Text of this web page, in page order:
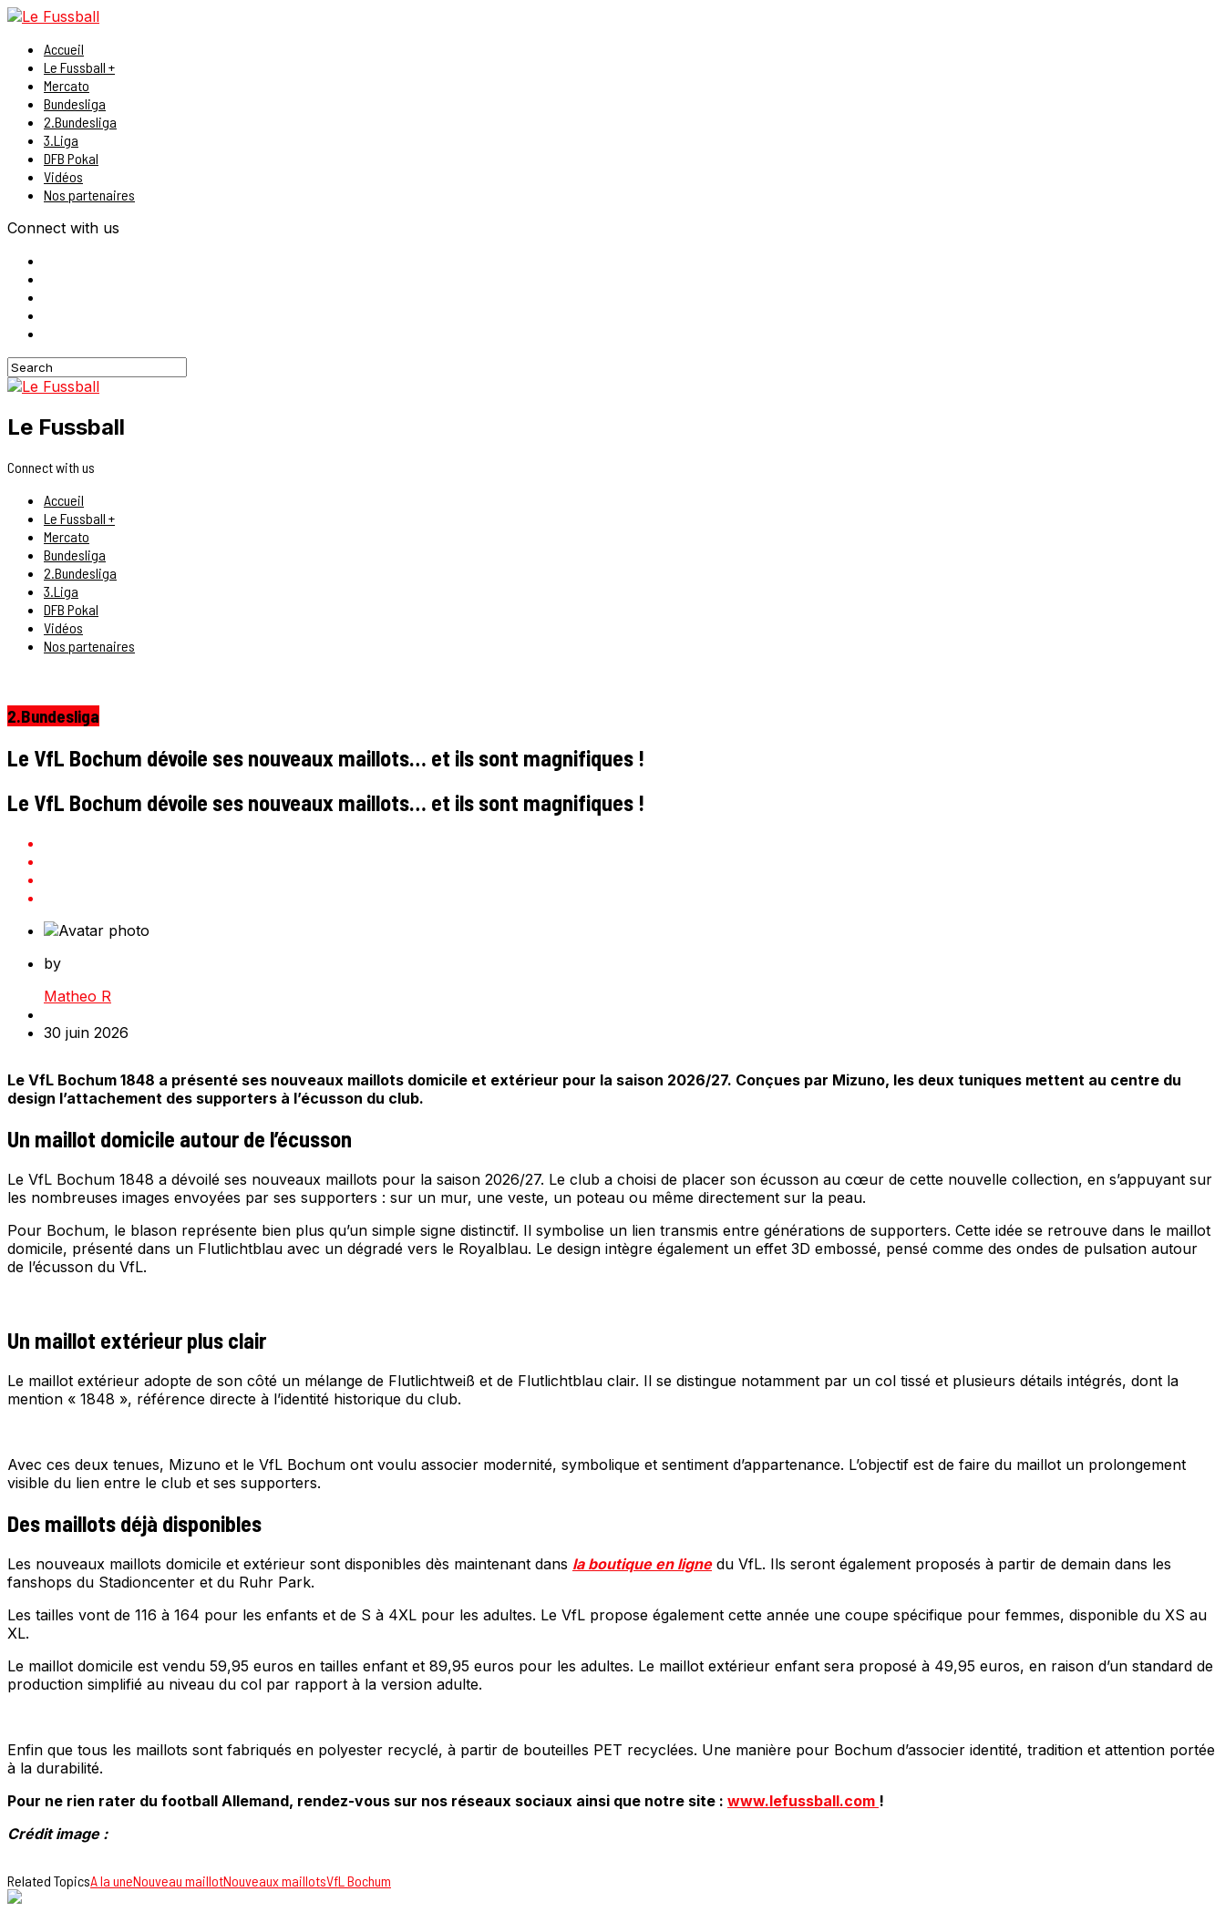
Accueil
Le Fussball +
Mercato
Bundesliga
2.Bundesliga
3.Liga
DFB Pokal
Vidéos
Nos partenaires
Connect with us
Le Fussball
Connect with us
Accueil
Le Fussball +
Mercato
Bundesliga
2.Bundesliga
3.Liga
DFB Pokal
Vidéos
Nos partenaires
2.Bundesliga
Le VfL Bochum dévoile ses nouveaux maillots… et ils sont magnifiques !
Le VfL Bochum dévoile ses nouveaux maillots… et ils sont magnifiques !
by
Matheo R
30 juin 2026
Le VfL Bochum 1848 a présenté ses nouveaux maillots domicile et extérieur pour la saison 2026/27. Conçues par Mizuno, les deux tuniques mettent au centre du
design l’attachement des supporters à l’écusson du club.
Un maillot domicile autour de l’écusson
Le VfL Bochum 1848 a dévoilé ses nouveaux maillots pour la saison 2026/27. Le club a choisi de placer son écusson au cœur de cette nouvelle collection, en s’appuyant sur
les nombreuses images envoyées par ses supporters : sur un mur, une veste, un poteau ou même directement sur la peau.
Pour Bochum, le blason représente bien plus qu’un simple signe distinctif. Il symbolise un lien transmis entre générations de supporters. Cette idée se retrouve dans le maillot
domicile, présenté dans un Flutlichtblau avec un dégradé vers le Royalblau. Le design intègre également un effet 3D embossé, pensé comme des ondes de pulsation autour
de l’écusson du VfL.
Un maillot extérieur plus clair
Le maillot extérieur adopte de son côté un mélange de Flutlichtweiß et de Flutlichtblau clair. Il se distingue notamment par un col tissé et plusieurs détails intégrés, dont la
mention « 1848 », référence directe à l’identité historique du club.
Avec ces deux tenues, Mizuno et le VfL Bochum ont voulu associer modernité, symbolique et sentiment d’appartenance. L’objectif est de faire du maillot un prolongement
visible du lien entre le club et ses supporters.
Des maillots déjà disponibles
Les nouveaux maillots domicile et extérieur sont disponibles dès maintenant dans la boutique en lignedu VfL. Ils seront également proposés à partir de demain dans les
fanshops du Stadioncenter et du Ruhr Park.
Les tailles vont de 116 à 164 pour les enfants et de S à 4XL pour les adultes. Le VfL propose également cette année une coupe spécifique pour femmes, disponible du XS au
XL.
Le maillot domicile est vendu 59,95 euros en tailles enfant et 89,95 euros pour les adultes. Le maillot extérieur enfant sera proposé à 49,95 euros, en raison d’un standard de
production simplifié au niveau du col par rapport à la version adulte.
Enfin que tous les maillots sont fabriqués en polyester recyclé, à partir de bouteilles PET recyclées. Une manière pour Bochum d’associer identité, tradition et attention portée
à la durabilité.
Pour ne rien rater du football Allemand, rendez-vous sur nos réseaux sociaux ainsi que notre site : www.lefussball.com !
Crédit image :
Related TopicsA la uneNouveau maillotNouveaux maillotsVfL Bochum